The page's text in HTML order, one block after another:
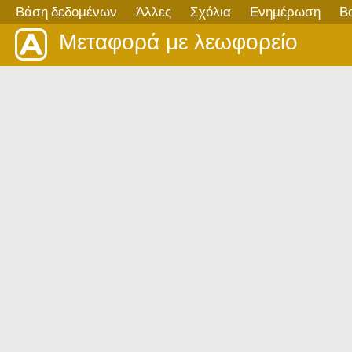
Βάση δεδομένων Άλλες Σχόλια Ενημέρωση
Μεταφορά με λεωφορείο